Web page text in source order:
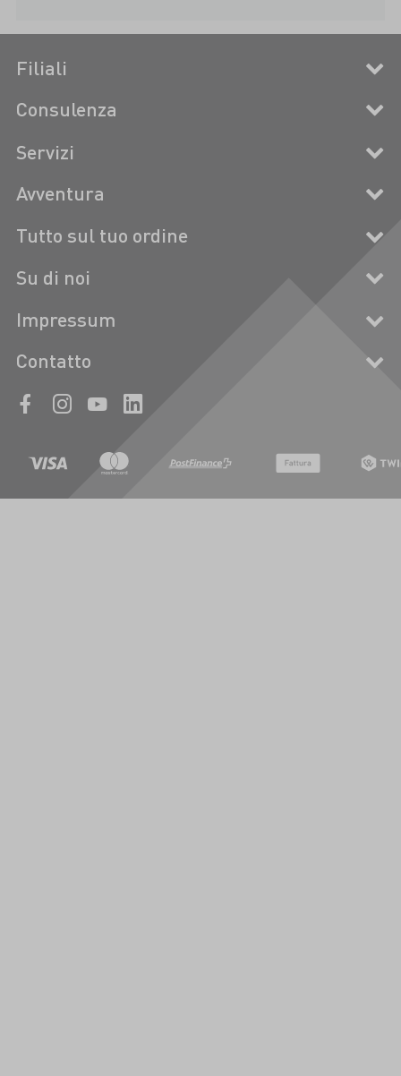
Filiali
Consulenza
Servizi
Avventura
Tutto sul tuo ordine
Su di noi
Impressum
Contatto